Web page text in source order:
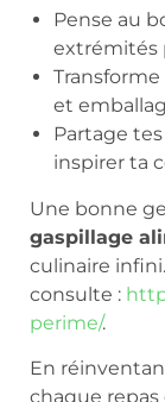
Pense au
extrémités
et
Partage
inspirer ta
Une bonne
gaspillage
culinaire
consulte :
perime/.
En
chaque